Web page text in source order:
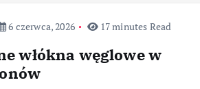
6 czerwca, 2026 17 minutes Read
włókna węglowe w